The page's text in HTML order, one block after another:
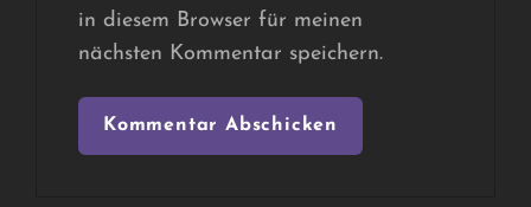
in diesem Browser für meinen
nächsten Kommentar speichern.